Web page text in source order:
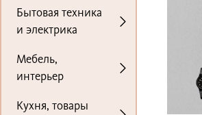
Бытовая техника
и электрика
Мебель,
интерьер
Кухня, товары